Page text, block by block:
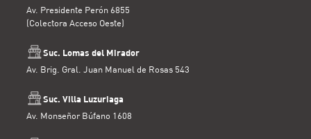
Av. Presidente Perón 6855
(Colectora Acceso Oeste)
Suc. Lomas del Mirador
Av. Brig. Gral. Juan Manuel de Rosas 543
Suc. Villa Luzuriaga
Av. Monseñor Búfano 1608